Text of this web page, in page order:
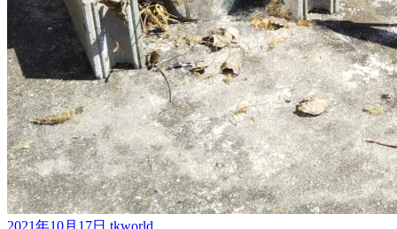
2021年10月17日 tkworld